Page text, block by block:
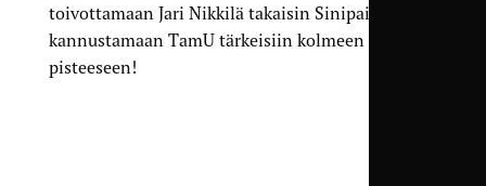
toivottamaan Jari Nikkilä takaisin Sinipaitoihin ja
kannustamaan TamU tärkeisiin kolmeen
pisteeseen!